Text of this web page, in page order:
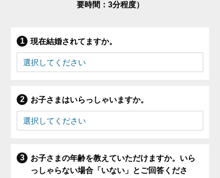
要時間：3分程度）
現在結婚されてますか。
お子さまはいらっしゃいますか。
お子さまの年齢を教えていただけますか。いら
っしゃらない場合「いない」とご回答くださ